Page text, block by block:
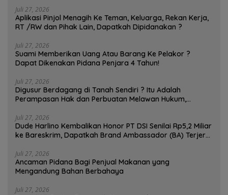
Juli 27, 2026
Aplikasi Pinjol Menagih Ke Teman, Keluarga, Rekan Kerja,
RT /RW dan Pihak Lain, Dapatkah Dipidanakan ?
Juli 27, 2026
Suami Memberikan Uang Atau Barang Ke Pelakor ?
Dapat Dikenakan Pidana Penjara 4 Tahun!
Juli 27, 2026
Digusur Berdagang di Tanah Sendiri ? Itu Adalah
Perampasan Hak dan Perbuatan Melawan Hukum,
Juli 27, 2026
Dude Harlino Kembalikan Honor PT DSI Senilai Rp5,2 Miliar
ke Bareskrim, Dapatkah Brand Ambassador (BA) Terjerat
Juli 27, 2026
Ancaman Pidana Bagi Penjual Makanan yang
Mengandung Bahan Berbahaya
Juli 27, 2026